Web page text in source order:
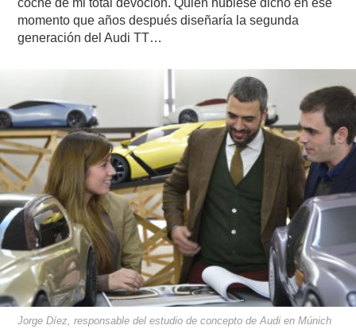
momento que años después diseñaría la segunda
generación del Audi TT…
Jorge Díez, responsable del estudio de concepto de Audi en Múnich